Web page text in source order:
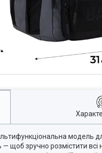
модель
— щоб зручно розмістити